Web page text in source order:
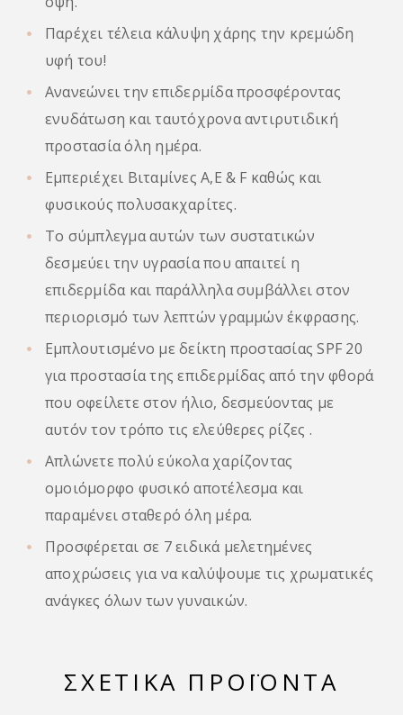
Παρέχει τέλεια κάλυψη χάρης την κρεμώδη
υφή του!
Ανανεώνει την επιδερμίδα προσφέροντας
ενυδάτωση και ταυτόχρονα αντιρυτιδική
προστασία όλη ημέρα.
Εμπεριέχει Βιταμίνες Α,Ε & F καθώς και
φυσικούς πολυσακχαρίτες.
Το σύμπλεγμα αυτών των συστατικών
δεσμεύει την υγρασία που απαιτεί η
επιδερμίδα και παράλληλα συμβάλλει στον
περιορισμό των λεπτών γραμμών έκφρασης.
Εμπλουτισμένο με δείκτη προστασίας SPF 20
για προστασία της επιδερμίδας από την φθορά
που οφείλετε στον ήλιο, δεσμεύοντας με
αυτόν τον τρόπο τις ελεύθερες ρίζες .
Απλώνετε πολύ εύκολα χαρίζοντας
ομοιόμορφο φυσικό αποτέλεσμα και
παραμένει σταθερό όλη μέρα.
Προσφέρεται σε 7 ειδικά μελετημένες
αποχρώσεις για να καλύψουμε τις χρωματικές
ανάγκες όλων των γυναικών.
ΣΧΕΤΙΚΆ ΠΡΟΪΌΝΤΑ